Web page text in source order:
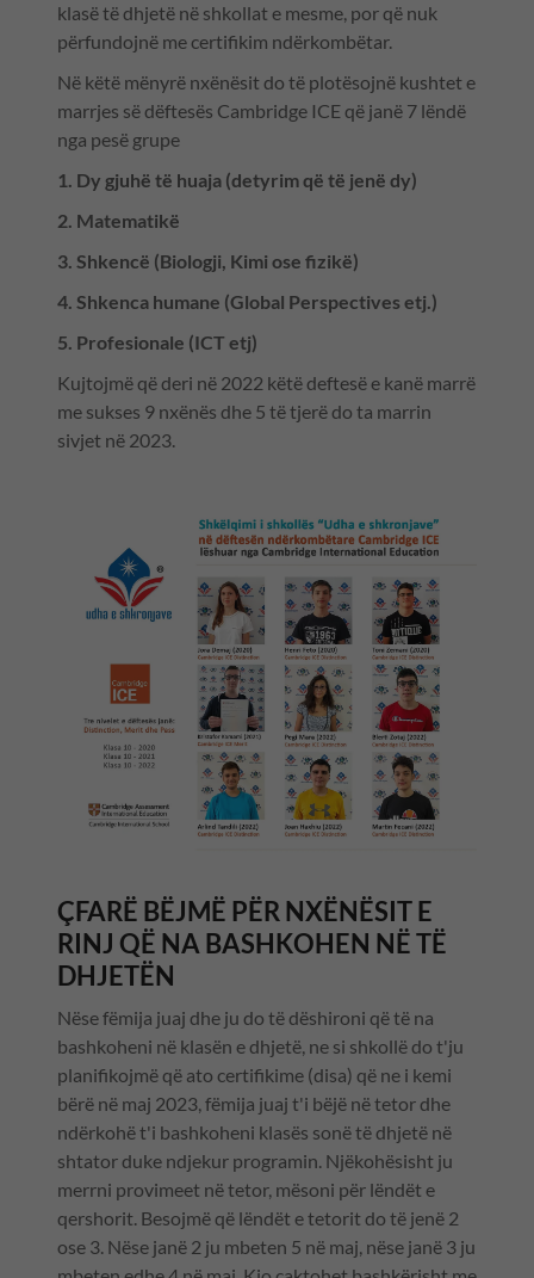
klasë të dhjetë në shkollat e mesme, por që nuk
përfundojnë me certifikim ndërkombëtar.
Në këtë mënyrë nxënësit do të plotësojnë kushtet e
marrjes së dëftesës Cambridge ICE që janë 7 lëndë
nga pesë grupe
1. Dy gjuhë të huaja (detyrim që të jenë dy)
2. Matematikë
3. Shkencë (Biologji, Kimi ose fizikë)
4. Shkenca humane (Global Perspectives etj.)
5. Profesionale (ICT etj)
Kujtojmë që deri në 2022 këtë deftesë e kanë marrë
me sukses 9 nxënës dhe 5 të tjerë do ta marrin
sivjet në 2023.
ÇFARË BËJMË PËR NXËNËSIT E
RINJ QË NA BASHKOHEN NË TË
DHJETËN
Nëse fëmija juaj dhe ju do të dëshironi që të na
bashkoheni në klasën e dhjetë, ne si shkollë do t'ju
planifikojmë që ato certifikime (disa) që ne i kemi
bërë në maj 2023, fëmija juaj t'i bëjë në tetor dhe
ndërkohë t'i bashkoheni klasës sonë të dhjetë në
shtator duke ndjekur programin. Njëkohësisht ju
merrni provimeet në tetor, mësoni për lëndët e
qershorit. Besojmë që lëndët e tetorit do të jenë 2
ose 3. Nëse janë 2 ju mbeten 5 në maj, nëse janë 3 ju